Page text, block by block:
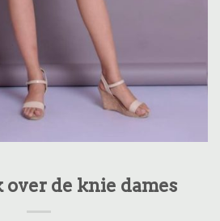
de knie dames